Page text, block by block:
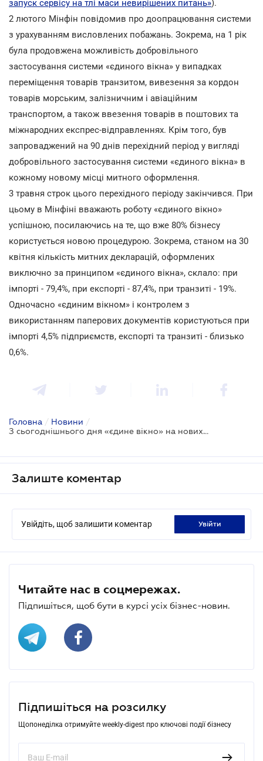
запуск сервісу на тлі маси невирішених питань»).
2 лютого Мінфін повідомив про доопрацювання системи
з урахуванням висловлених побажань. Зокрема, на 1 рік
була продовжена можливість добровільного
застосування системи «єдиного вікна» у випадках
переміщення товарів транзитом, вивезення за кордон
товарів морським, залізничним і авіаційним
транспортом, а також ввезення товарів в поштових та
міжнародних експрес-відправленнях. Крім того, був
запроваджений на 90 днів перехідний період у вигляді
добровільного застосування системи «єдиного вікна» в
кожному новому місці митного оформлення.
3 травня строк цього перехідного періоду закінчився. При
цьому в Мінфіні вважають роботу «єдиного вікно»
успішною, посилаючись на те, що вже 80% бізнесу
користується новою процедурою. Зокрема, станом на 30
квітня кількість митних декларацій, оформлених
виключно за принципом «єдиного вікна», склало: при
імпорті - 79,4%, при експорті - 87,4%, при транзиті - 19%.
Одночасно «єдиним вікном» і контролем з
використанням паперових документів користуються при
імпорті 4,5% підприємств, експорті та транзиті - близько
0,6%.
Головна / Новини /
З сьогоднішнього дня «єдине вікно» на нових місцях митного оформлення обов'язкове для усіх
Залиште коментар
Увійдіть, щоб залишити коментар увійти
Читайте нас в соцмережах.
Підпишіться, щоб бути в курсі усіх бізнес-новин.
Підпишіться на розсилку
Щопонеділка отримуйте weekly-digest про ключові події бізнесу